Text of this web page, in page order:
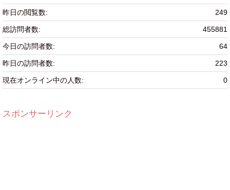
249
昨日の閲覧数:
455881
総訪問者数:
64
今日の訪問者数:
223
昨日の訪問者数:
0
現在オンライン中の人数:
スポンサーリンク